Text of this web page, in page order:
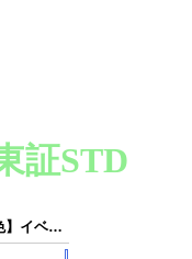
証STD
】イベ…